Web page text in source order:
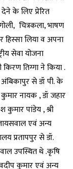
के लिए प्रेरित
चित्रकला, भाषण
हिस्सा लिया व अपना
सेवा योजना
तिग्गा ने किया .
से डॉ पी. के
नायक , डॉ जहार
कुमार पांडेय , श्री
एवं अन्य
प्रतापपुर से डॉ.
उपस्थित थे .कृषि
कुमार एवं अन्य